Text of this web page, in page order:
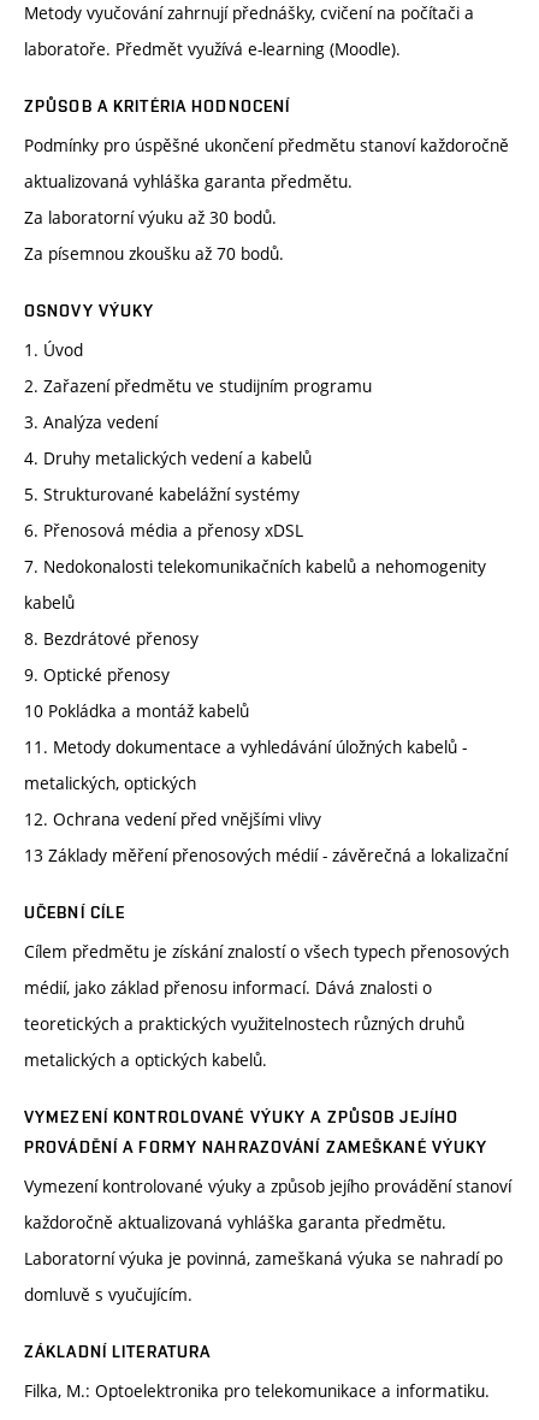
Metody vyučování zahrnují přednášky, cvičení na počítači a
laboratoře. Předmět využívá e-learning (Moodle).
ZPŮSOB A KRITÉRIA HODNOCENÍ
Podmínky pro úspěšné ukončení předmětu stanoví každoročně
aktualizovaná vyhláška garanta předmětu.
Za laboratorní výuku až 30 bodů.
Za písemnou zkoušku až 70 bodů.
OSNOVY VÝUKY
1. Úvod
2. Zařazení předmětu ve studijním programu
3. Analýza vedení
4. Druhy metalických vedení a kabelů
5. Strukturované kabelážní systémy
6. Přenosová média a přenosy xDSL
7. Nedokonalosti telekomunikačních kabelů a nehomogenity
kabelů
8. Bezdrátové přenosy
9. Optické přenosy
10 Pokládka a montáž kabelů
11. Metody dokumentace a vyhledávání úložných kabelů -
metalických, optických
12. Ochrana vedení před vnějšími vlivy
13 Základy měření přenosových médií - závěrečná a lokalizační
UČEBNÍ CÍLE
Cílem předmětu je získání znalostí o všech typech přenosových
médií, jako základ přenosu informací. Dává znalosti o
teoretických a praktických využitelnostech různých druhů
metalických a optických kabelů.
VYMEZENÍ KONTROLOVANÉ VÝUKY A ZPŮSOB JEJÍHO
PROVÁDĚNÍ A FORMY NAHRAZOVÁNÍ ZAMEŠKANÉ VÝUKY
Vymezení kontrolované výuky a způsob jejího provádění stanoví
každoročně aktualizovaná vyhláška garanta předmětu.
Laboratorní výuka je povinná, zameškaná výuka se nahradí po
domluvě s vyučujícím.
ZÁKLADNÍ LITERATURA
Filka, M.: Optoelektronika pro telekomunikace a informatiku.